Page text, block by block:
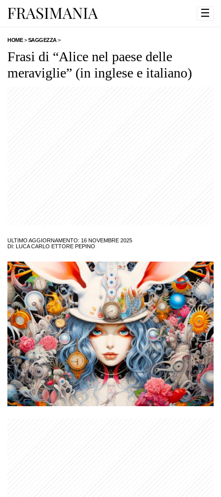
☰
HOME>SAGGEZZA>
Frasi di “Alice nel paese delle
meraviglie” (in inglese e italiano)
ULTIMO AGGIORNAMENTO: 16 NOVEMBRE 2025
DI: LUCA CARLO ETTORE PEPINO